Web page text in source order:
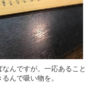
んですが。一応あること
んで吸い物を。